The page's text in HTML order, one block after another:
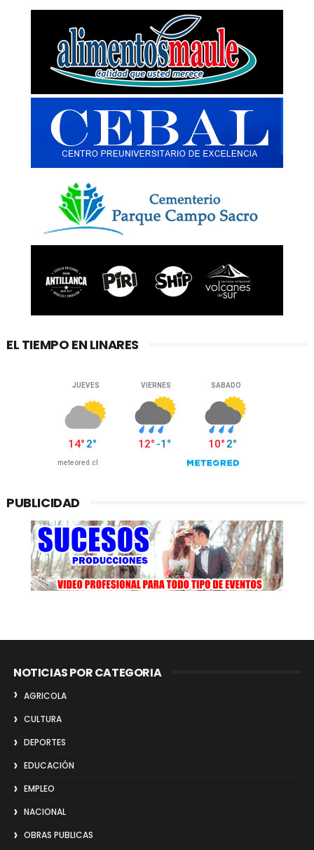
EL TIEMPO EN LINARES
PUBLICIDAD
NOTICIAS POR CATEGORIA
AGRICOLA
CULTURA
DEPORTES
EDUCACIÓN
EMPLEO
NACIONAL
OBRAS PUBLICAS